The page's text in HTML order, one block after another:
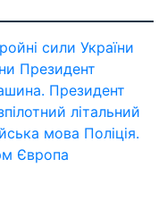
сили України
Президент
Президент
літальний
мова Поліція.
Європа